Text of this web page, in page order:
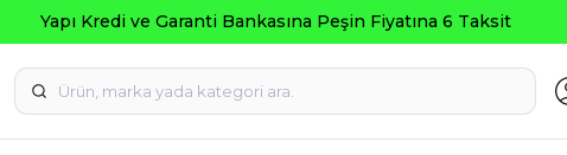
Yapı Kredi ve Garanti Bankasına Peşin Fiyatına 6 Taksit